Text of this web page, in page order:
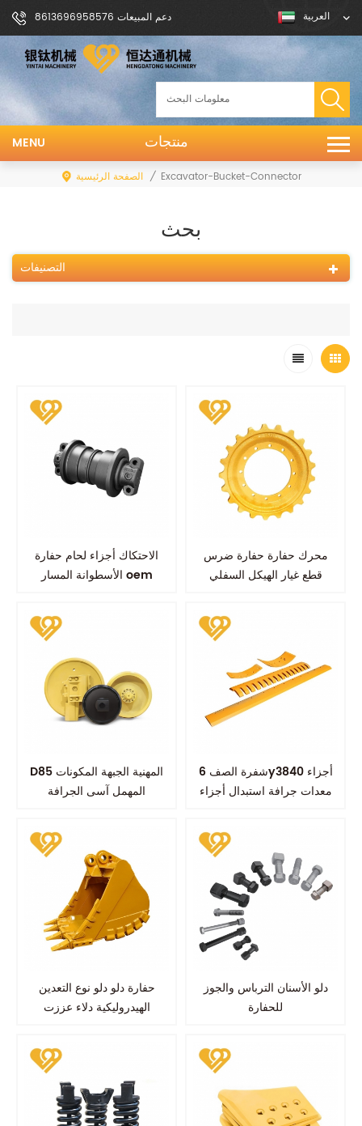
دعم المبيعات 8613696958576 العربية
منتجات MENU
الصفحة الرئيسية / Excavator-Bucket-Connector
بحث
التصنيفات
الاحتكاك أجزاء لحام حفارة
الأسطوانة المسار oem
محرك حفارة حفارة ضرس
قطع غيار الهيكل السفلي
D85 المهنية الجبهة المكونات
المهمل آسى الجرافة
شفرة الصف 6y3840 أجزاء
معدات جرافة استبدال أجزاء
حفارة دلو دلو نوع التعدين
الهيدروليكية دلاء عززت
دلو الأسنان الترباس والجوز
للحفارة